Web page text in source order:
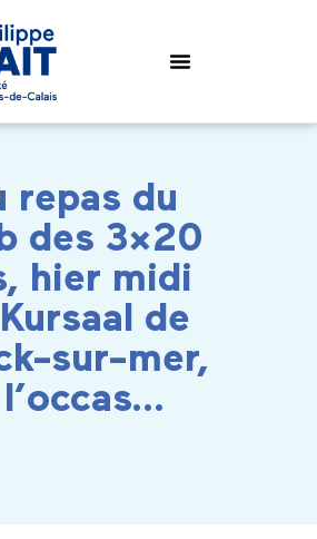
repas du
des 3×20
hier midi
de
sur-mer,